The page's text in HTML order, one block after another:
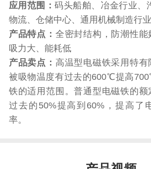
应用范围：码头船舶、冶金行业、
物流、仓储中心、通用机械制造行
产品特点： 全密封结构，防潮性能
吸力大、能耗低
产品卖点： 高温型电磁铁采用特有
被吸物温度有过去的600℃提高
铁的适用范围。普通型电磁铁的额
过去的50%提高到60%，提高了
率。